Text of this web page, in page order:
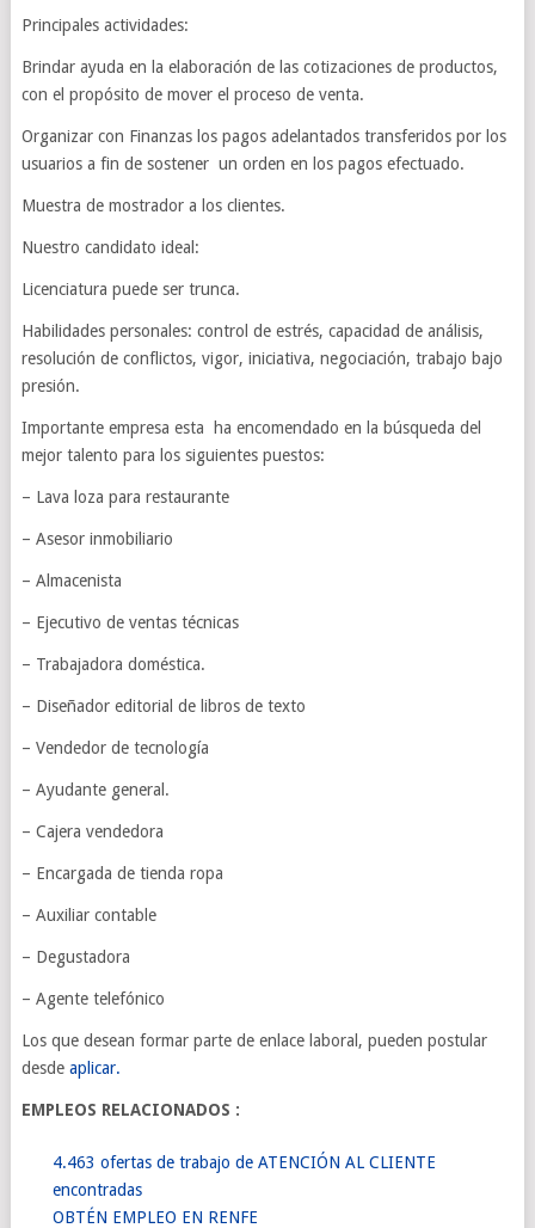
Principales actividades:
Brindar ayuda en la elaboración de las cotizaciones de productos,
con el propósito de mover el proceso de venta.
Organizar con Finanzas los pagos adelantados transferidos por los
usuarios a fin de sostener un orden en los pagos efectuado.
Muestra de mostrador a los clientes.
Nuestro candidato ideal:
Licenciatura puede ser trunca.
Habilidades personales: control de estrés, capacidad de análisis,
resolución de conflictos, vigor, iniciativa, negociación, trabajo bajo
presión.
Importante empresa esta ha encomendado en la búsqueda del
mejor talento para los siguientes puestos:
– Lava loza para restaurante
– Asesor inmobiliario
– Almacenista
– Ejecutivo de ventas técnicas
– Trabajadora doméstica.
– Diseñador editorial de libros de texto
– Vendedor de tecnología
– Ayudante general.
– Cajera vendedora
– Encargada de tienda ropa
– Auxiliar contable
– Degustadora
– Agente telefónico
Los que desean formar parte de enlace laboral, pueden postular
desde aplicar.
EMPLEOS RELACIONADOS :
4.463 ofertas de trabajo de ATENCIÓN AL CLIENTE
encontradas
OBTÉN EMPLEO EN RENFE